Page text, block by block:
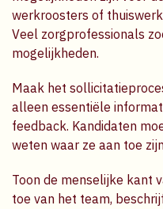
werkroosters of
Veel zorgprofessionals
mogelijkheden.
Maak het
alleen essentiële
feedback. Kandidaten
weten waar ze aan toe
Toon de menselijke kant
toe van het team,